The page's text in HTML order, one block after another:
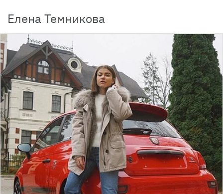
Елена Темникова